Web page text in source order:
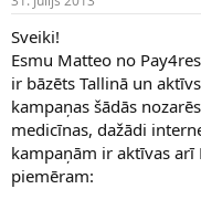
n
u
z
s
ā
c
ē
s
a
m
s
Sveiki!
Esmu Matteo no
ir bāzēts Tallinā un
kampaņas šādās
medicīnas, dažādi
kampaņām ir aktīvas
piemēram: